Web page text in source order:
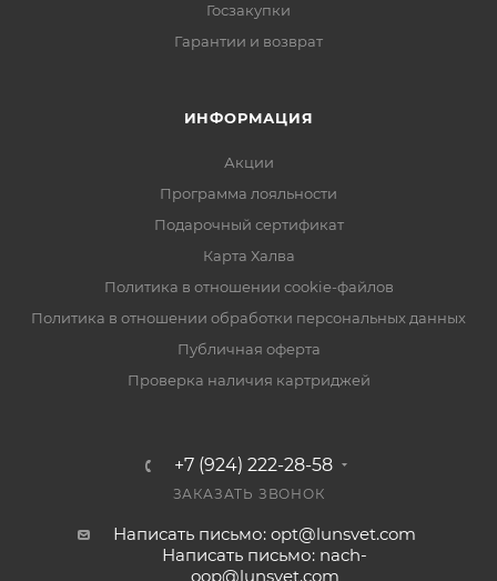
Госзакупки
Гарантии и возврат
ИНФОРМАЦИЯ
Акции
Программа лояльности
Подарочный сертификат
Карта Халва
Политика в отношении cookie-файлов
Политика в отношении обработки персональных данных
Публичная оферта
Проверка наличия картриджей
+7 (924) 222-28-58
ЗАКАЗАТЬ ЗВОНОК
Написать письмо: opt@lunsvet.com
Написать письмо: nach-
oop@lunsvet.com